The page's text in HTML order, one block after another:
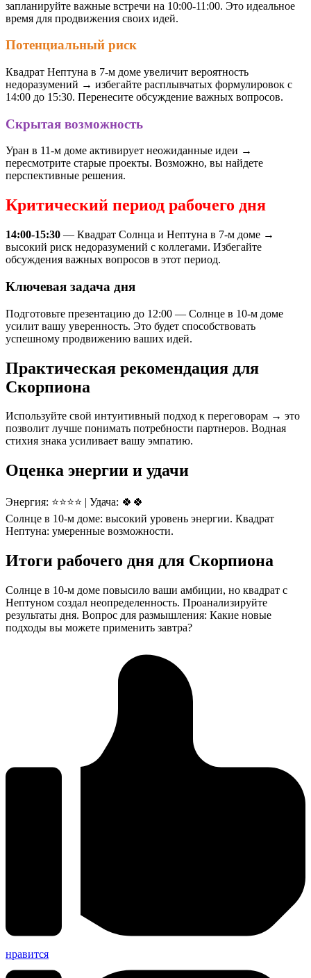
запланируйте важные встречи на 10:00-11:00. Это идеальное
время для продвижения своих идей.
Потенциальный риск
Квадрат Нептуна в 7-м доме увеличит вероятность
недоразумений → избегайте расплывчатых формулировок с
14:00 до 15:30. Перенесите обсуждение важных вопросов.
Скрытая возможность
Уран в 11-м доме активирует неожиданные идеи →
пересмотрите старые проекты. Возможно, вы найдете
перспективные решения.
Критический период рабочего дня
14:00-15:30 — Квадрат Солнца и Нептуна в 7-м доме →
высокий риск недоразумений с коллегами. Избегайте
обсуждения важных вопросов в этот период.
Ключевая задача дня
Подготовьте презентацию до 12:00 — Солнце в 10-м доме
усилит вашу уверенность. Это будет способствовать
успешному продвижению ваших идей.
Практическая рекомендация для
Скорпиона
Используйте свой интуитивный подход к переговорам → это
позволит лучше понимать потребности партнеров. Водная
стихия знака усиливает вашу эмпатию.
Оценка энергии и удачи
Энергия: ⭐⭐⭐⭐ | Удача: 🍀🍀
Солнце в 10-м доме: высокий уровень энергии. Квадрат
Нептуна: умеренные возможности.
Итоги рабочего дня для Скорпиона
Солнце в 10-м доме повысило ваши амбиции, но квадрат с
Нептуном создал неопределенность. Проанализируйте
результаты дня. Вопрос для размышления: Какие новые
подходы вы можете применить завтра?
нравится